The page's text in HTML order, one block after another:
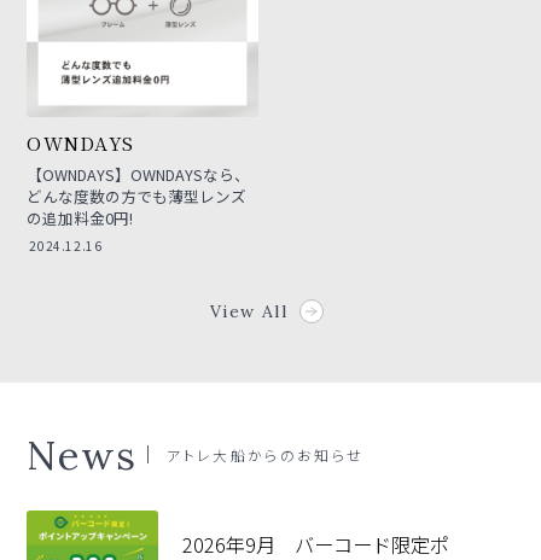
OWNDAYS
【OWNDAYS】OWNDAYSなら、
どんな度数の方でも薄型レンズ
の追加料金0円!
2024.12.16
View All
News アトレ大船からのお知らせ
2026年9月 バーコード限定ポ